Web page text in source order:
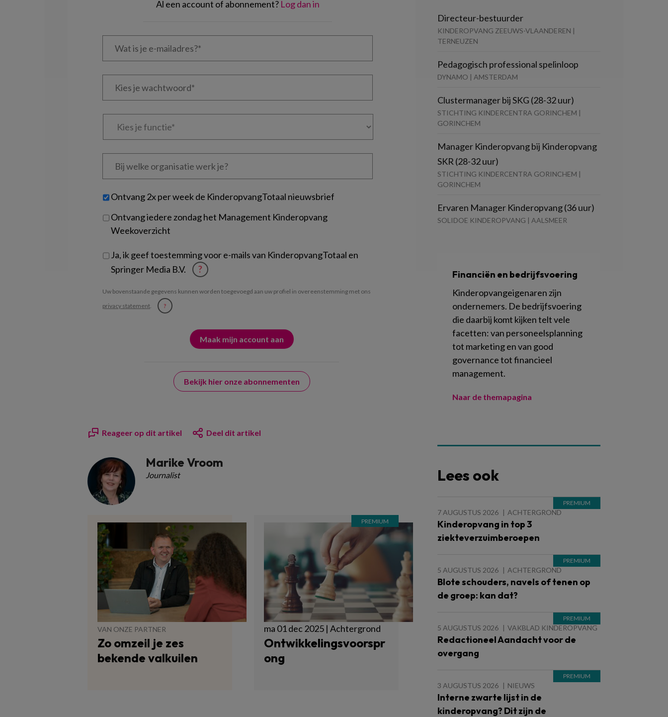
Al een account of abonnement? Log dan in
Wat
Kies
Kies
Bij
welke
je?
Untitled
Ontvang 2x per week de KinderopvangTotaal nieuwsbrief
Ontvang iedere zondag het Management Kinderopvang
Weekoverzicht
Ja, ik geef toestemming voor e-mails van KinderopvangTotaal en
Springer Media B.V.
?
Uw bovenstaande gegevens kunnen worden toegevoegd aan uw profiel in overeenstemming met ons
privacy statement. ?
Bekijk hier onze abonnementen
Reageer op dit artikel Deel dit artikel
Marike Vroom
Journalist
VAN ONZE PARTNER
Zo omzeil je zes
bekende valkuilen
ma 01 dec 2025 | Achtergrond
Ontwikkelingsvoorspr
ong
Directeur-bestuurder
KINDEROPVANG ZEEUWS-VLAANDEREN |
TERNEUZEN
Pedagogisch professional spelinloop
DYNAMO | AMSTERDAM
Clustermanager bij SKG (28-32 uur)
STICHTING KINDERCENTRA GORINCHEM |
GORINCHEM
Manager Kinderopvang bij Kinderopvang
SKR (28-32 uur)
STICHTING KINDERCENTRA GORINCHEM |
GORINCHEM
Ervaren Manager Kinderopvang (36 uur)
SOLIDOE KINDEROPVANG | AALSMEER
Financiën en bedrijfsvoering
Kinderopvangeigenaren zijn
ondernemers. De bedrijfsvoering
die daarbij komt kijken telt vele
facetten: van personeelsplanning
tot marketing en van good
governance tot financieel
management.
Naar de themapagina
Lees ook
7 AUGUSTUS 2026 ACHTERGROND
Kinderopvang in top 3
ziekteverzuimberoepen
5 AUGUSTUS 2026 ACHTERGROND
Blote schouders, navels of tenen op
de groep: kan dat?
5 AUGUSTUS 2026 VAKBLAD KINDEROPVANG
Redactioneel Aandacht voor de
overgang
3 AUGUSTUS 2026 NIEUWS
Interne zwarte lijst in de
kinderopvang? Dit zijn de